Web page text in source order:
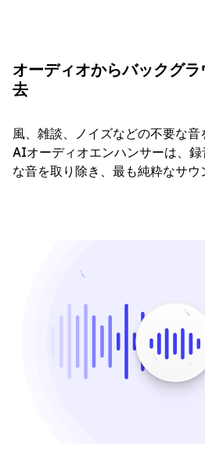
オーディオからバックグ
去
風、雑談、ノイズなどの不要な
AIオーディオエンハンサーは、
な音を取り除き、最も純粋なサウ